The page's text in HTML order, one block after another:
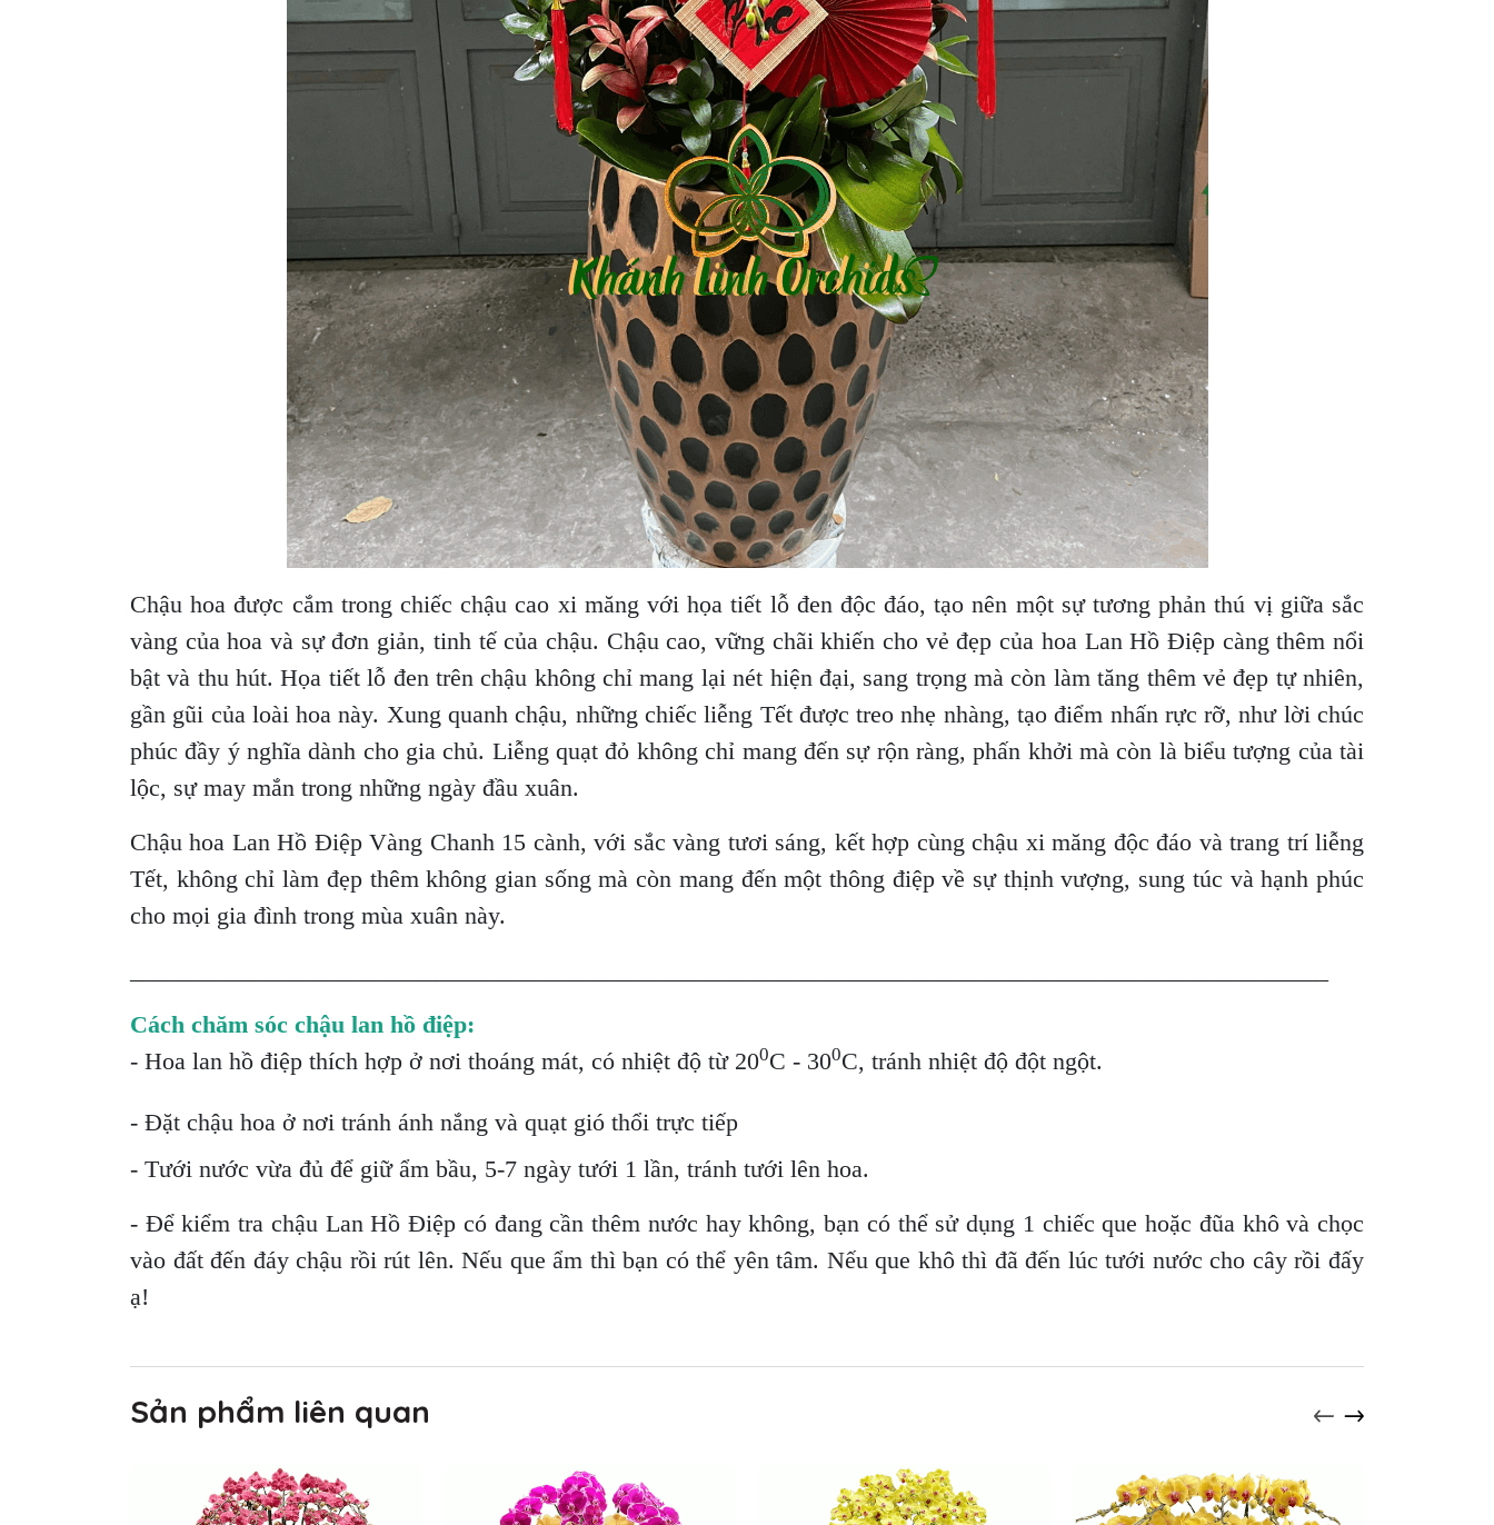
Chậu hoa được cắm trong chiếc chậu cao xi măng với họa tiết lỗ đen độc đáo, tạo nên một sự tương phản thú vị giữa sắc
vàng của hoa và sự đơn giản, tinh tế của chậu. Chậu cao, vững chãi khiến cho vẻ đẹp của hoa Lan Hồ Điệp càng thêm nổi
bật và thu hút. Họa tiết lỗ đen trên chậu không chỉ mang lại nét hiện đại, sang trọng mà còn làm tăng thêm vẻ đẹp tự nhiên,
gần gũi của loài hoa này. Xung quanh chậu, những chiếc liễng Tết được treo nhẹ nhàng, tạo điểm nhấn rực rỡ, như lời chúc
phúc đầy ý nghĩa dành cho gia chủ. Liễng quạt đỏ không chỉ mang đến sự rộn ràng, phấn khởi mà còn là biểu tượng của tài
lộc, sự may mắn trong những ngày đầu xuân.
Chậu hoa Lan Hồ Điệp Vàng Chanh 15 cành, với sắc vàng tươi sáng, kết hợp cùng chậu xi măng độc đáo và trang trí liễng
Tết, không chỉ làm đẹp thêm không gian sống mà còn mang đến một thông điệp về sự thịnh vượng, sung túc và hạnh phúc
cho mọi gia đình trong mùa xuân này.
Cách chăm sóc chậu lan hồ điệp:
- Hoa lan hồ điệp thích hợp ở nơi thoáng mát, có nhiệt độ từ 200C - 300C, tránh nhiệt độ đột ngột.
- Đặt chậu hoa ở nơi tránh ánh nắng và quạt gió thổi trực tiếp
- Tưới nước vừa đủ để giữ ẩm bầu, 5-7 ngày tưới 1 lần, tránh tưới lên hoa.
- Để kiểm tra chậu Lan Hồ Điệp có đang cần thêm nước hay không, bạn có thể sử dụng 1 chiếc que hoặc đũa khô và chọc
vào đất đến đáy chậu rồi rút lên. Nếu que ẩm thì bạn có thể yên tâm. Nếu que khô thì đã đến lúc tưới nước cho cây rồi đấy
ạ!
Sản phẩm liên quan